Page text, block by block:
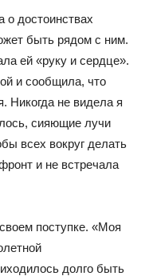
о достоинствах
быть рядом с ним.
ей «руку и сердце».
и сообщила, что
Никогда не видела я
сияющие лучи
всех вокруг делать
и не встречала
поступке. «Моя
долго быть